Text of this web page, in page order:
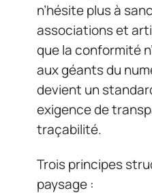
n’hésite plus à
associations et
que la conformité
aux géants du
devient un
exigence de
traçabilité.
Trois principes
paysage :